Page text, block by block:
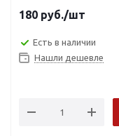
180 руб./шт
Есть в наличии
Нашли дешевле